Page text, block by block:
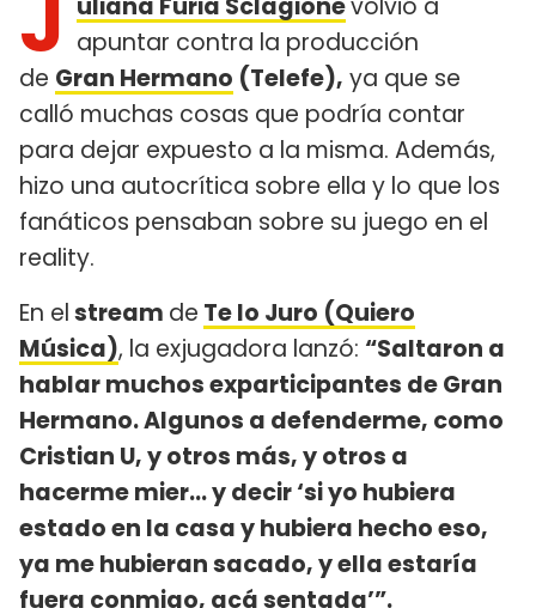
J apuntar contra la producción
de Gran Hermano (Telefe), ya que se
calló muchas cosas que podría contar
para dejar expuesto a la misma. Además,
hizo una autocrítica sobre ella y lo que los
fanáticos pensaban sobre su juego en el
reality.
En elstream de Te lo Juro (Quiero
Música), la exjugadora lanzó: “Saltaron a
hablar muchos exparticipantes de Gran
Hermano. Algunos a defenderme, como
Cristian U, y otros más, y otros a
hacerme mier… y decir ‘si yo hubiera
estado en la casa y hubiera hecho eso,
ya me hubieran sacado, y ella estaría
fuera conmigo, acá sentada’”.